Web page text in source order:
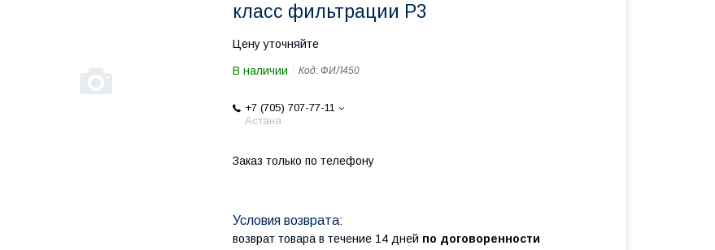
класс фильтрации P3
Цену уточняйте
В наличии Код: ФИЛ450
+7 (705) 707-77-11
Астана
Заказ только по телефону
возврат товара в течение 14 дней по договоренности